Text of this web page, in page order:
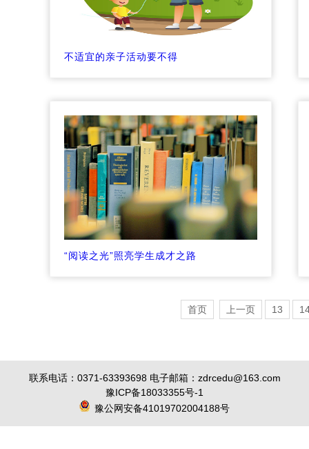
不适宜的亲子活动要不得
“阅读之光”照亮学生成才之路
首页 上一页 13
联系电话：0371-63393698 电子邮箱：zdrcedu@163.com
豫ICP备18033355号-1
豫公网安备41019702004188号